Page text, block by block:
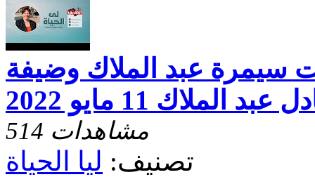
سيمرة عبد الملاك وضيفة
الملاك 11 مايو 2022
514 مشاهدات
تصنيف: ليا الحياة